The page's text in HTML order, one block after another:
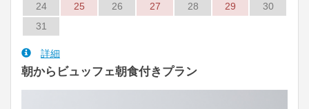
24
25 26 27 28 29
30
31
詳細
朝からビュッフェ朝食付きプラン